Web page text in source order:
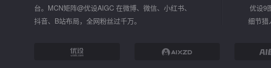
台。MCN矩阵@优设AIGC 在微博、微信、小红书、
抖音、B站布局，全网粉丝过千万。
优设9
细节猎